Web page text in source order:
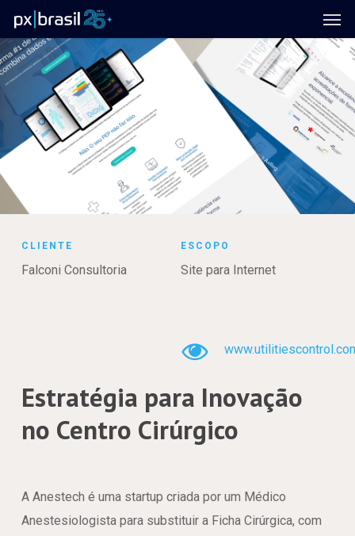
to
main
content
CLIENTE
Falconi Consultoria
ESCOPO
Site para Internet
Estratégia para Inovação
no Centro Cirúrgico
A Anestech é uma startup criada por um Médico
Anestesiologista para substituir a Ficha Cirúrgica, com